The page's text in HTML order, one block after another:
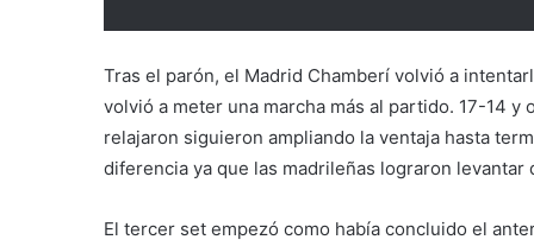
Tras el parón, el Madrid Chamberí volvió a
volvió a meter una marcha más al partido. 17-14
relajaron siguieron ampliando la ventaja hasta
diferencia ya que las madrileñas lograron levantar
El tercer set empezó como había concluido el